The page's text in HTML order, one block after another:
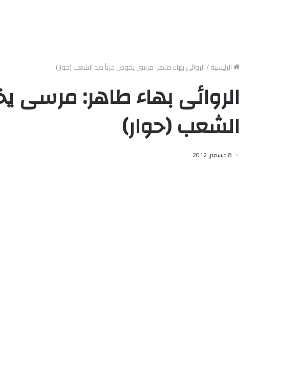
الرئيسية/الروائى بهاء طاهر: مرسى يخوض حرباً ضد الشعب (حوار)
الروائى بهاء طاهر: مرسى
الشعب (حوار)
8 ديسمبر، 2012